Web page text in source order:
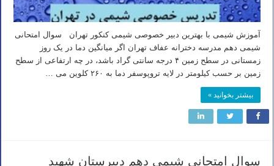
آموزش شیمی با بهترین دبیر خصوصی شیمی کنکور تهران سوال امتحانی
شیمی دهم مدرسه دخترانه عفاف تهران اگر میانگین دما در یک روز
زمستانی در سطح زمین ۴ درجه سانتی گراد باشد، در چه ارتفاعی از سطح
زمین بر حسب کیلومتر در لایه تروپوسفر دما به ۲۶۰ کلوین می …
بیشتر بخوانید »
سوال امتحانی شیمی دهم دبیرستان شهید